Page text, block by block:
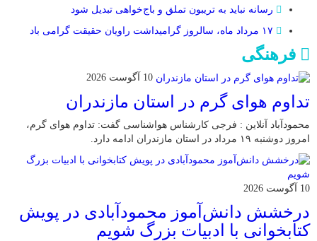
رسانه نباید به تریبون تملق و باج‌خواهی تبدیل شود
فرهنگی
10 آگوست 2026
تداوم هوای گرم در استان مازندران
محمودآباد آنلاین : فرجی کارشناس هواشناسی گفت: تداوم هوای گرم،
امروز دوشنبه ۱۹ مرداد در استان مازندران ادامه دارد.
10 آگوست 2026
درخشش دانش‌آموز محمودآبادی در پویش
کتابخوانی با ادبیات بزرگ شویم